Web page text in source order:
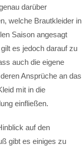
darüber
welche Brautkleider in
Saison angesagt
es jedoch darauf zu
auch die eigene
Ansprüche an das
mit in die
einfließen.
auf den
gibt es einiges zu